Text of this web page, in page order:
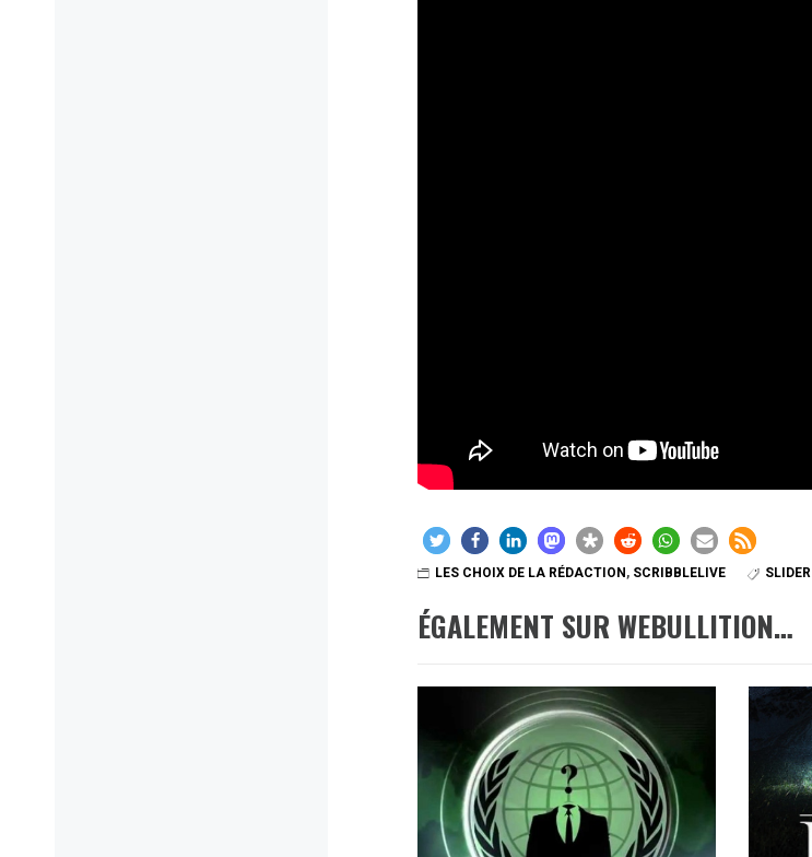
LES CHOIX DE LA RÉDACTION , SCRIBBLELIVE SLIDER
ÉGALEMENT SUR WEBULLITION…